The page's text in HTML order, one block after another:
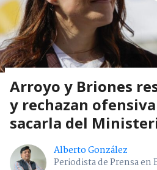
Arroyo y Briones
y rechazan
sacarla del
Alberto González
Periodista de Prensa en